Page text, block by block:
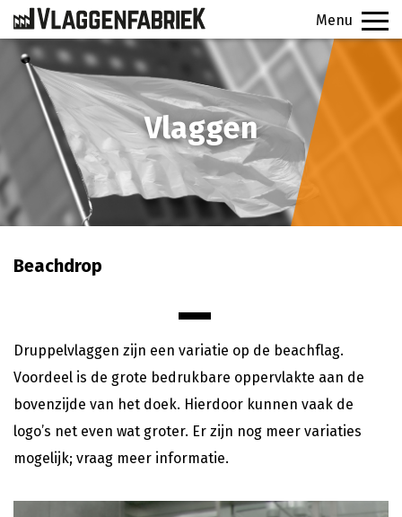
Menu
PRODUCTEN
VEELGESTELDE VRAGEN
SIGNINGFABRIEK
Vlaggen
Beachdrop
Druppelvlaggen zijn een variatie op de beachflag.
Voordeel is de grote bedrukbare oppervlakte aan de
bovenzijde van het doek. Hierdoor kunnen vaak de
logo’s net even wat groter. Er zijn nog meer variaties
mogelijk; vraag meer informatie.